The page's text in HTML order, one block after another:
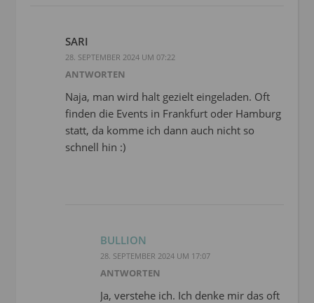
SARI
28. SEPTEMBER 2024 UM 07:22
ANTWORTEN
Naja, man wird halt gezielt eingeladen. Oft
finden die Events in Frankfurt oder Hamburg
statt, da komme ich dann auch nicht so
schnell hin :)
BULLION
28. SEPTEMBER 2024 UM 17:07
ANTWORTEN
Ja, verstehe ich. Ich denke mir das oft